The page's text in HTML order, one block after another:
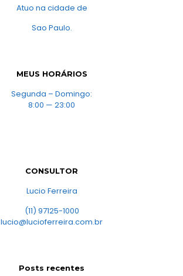
Atuo na cidade de
Sao Paulo.
MEUS HORÁRIOS
Segunda – Domingo:
8:00 — 23:00
CONSULTOR
Lucio Ferreira
(11) 97125-1000
lucio@lucioferreira.com.br
Posts recentes